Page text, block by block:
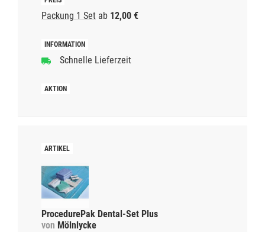
Packung 1 Set ab 12,00 €
Schnelle Lieferzeit
ProcedurePak Dental-Set Plus
von Mölnlycke